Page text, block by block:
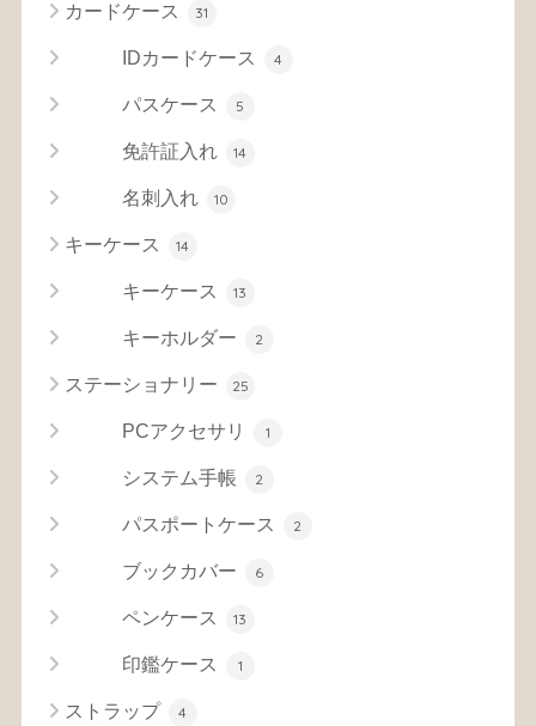
カードケース 31
IDカードケース 4
パスケース 5
免許証入れ 14
名刺入れ 10
キーケース 14
キーケース 13
キーホルダー 2
ステーショナリー 25
PCアクセサリ 1
システム手帳 2
パスポートケース 2
ブックカバー 6
ペンケース 13
印鑑ケース 1
ストラップ 4